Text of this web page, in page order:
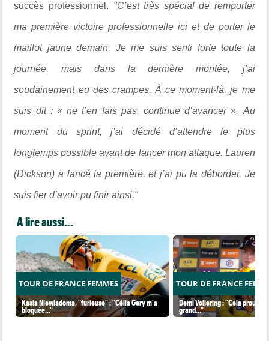
succès professionnel. "C’est très spécial de remporter
ma première victoire professionnelle ici et de porter le
maillot jaune demain. Je me suis senti forte toute la
journée, mais dans la dernière montée, j’ai
soudainement eu des crampes. À ce moment-là, je me
suis dit : « ne t’en fais pas, continue d’avancer ». Au
moment du sprint, j’ai décidé d’attendre le plus
longtemps possible avant de lancer mon attaque. Lauren
(Dickson) a lancé la première, et j’ai pu la déborder. Je
suis fier d’avoir pu finir ainsi."
A lire aussi...
TOUR DE FRANCE FEMMES
Kasia Niewiadoma, "furieuse" : "Célia Gery m'a
bloquée..."
TOUR DE FRANCE
Demi Vollering : "Cela prouve
grand..."